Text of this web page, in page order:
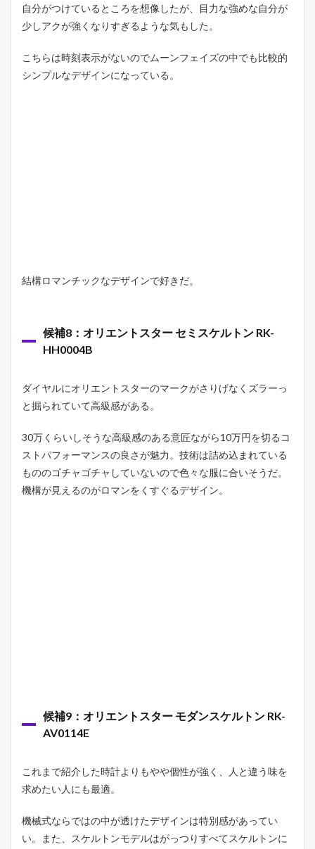
自分がつけているところを想像したが、目力な強めな自分が
少しアクが強くなりすぎるような気もした。
こちらは時刻表示がないのでムーンフェイズの中でも比較的
シンプルなデザインになっている。
結構ロマンチックなデザインで好きだ。
候補8：オリエントスター セミスケルトン RK-
HH0004B
ダイヤルにオリエントスターのマークがさりげなくズラーっ
と掘られていて高級感がある。
30万くらいしそうな高級感のある意匠ながら10万円を切るコ
ストパフォーマンスの良さが魅力。技術は詰め込まれている
もののゴチャゴチャしていないので色々な服に合いそうだ。
機構が見えるのがロマンをくすぐるデザイン。
候補9：オリエントスター モダンスケルトン RK-
AV0114E
これまで紹介した時計よりもやや個性が強く、人と違う味を
求めたい人にも最適。
機械式ならではの中が透けたデザインは特別感があってい
い。また、スケルトンモデルはがっつりすべてスケルトンに